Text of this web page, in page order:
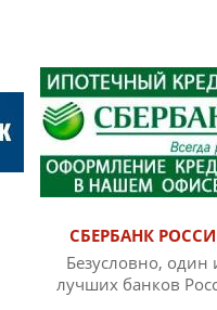
СБЕРБАНК
Безусловно, один
лучших банков